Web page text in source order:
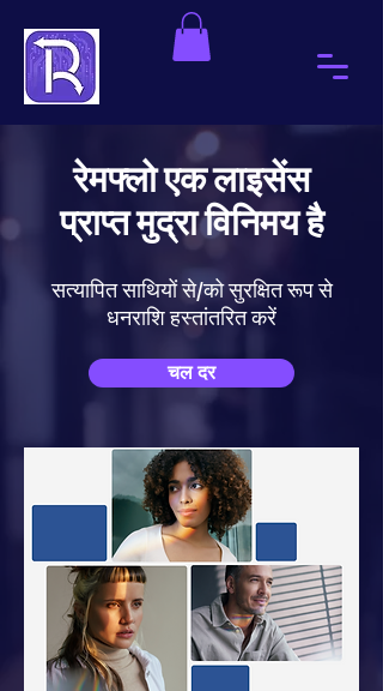
रेमफ्लो एक लाइसेंस
प्राप्त मुद्रा विनिमय है
सत्यापित साथियों से/को सुरक्षित रूप से
धनराशि हस्तांतरित करें
चल दर